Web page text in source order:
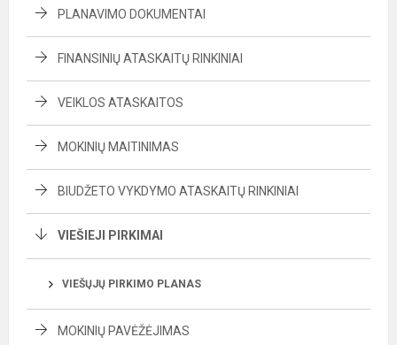
PLANAVIMO DOKUMENTAI
FINANSINIŲ ATASKAITŲ RINKINIAI
VEIKLOS ATASKAITOS
MOKINIŲ MAITINIMAS
BIUDŽETO VYKDYMO ATASKAITŲ RINKINIAI
VIEŠIEJI PIRKIMAI
VIEŠŲJŲ PIRKIMO PLANAS
MOKINIŲ PAVĖŽĖJIMAS